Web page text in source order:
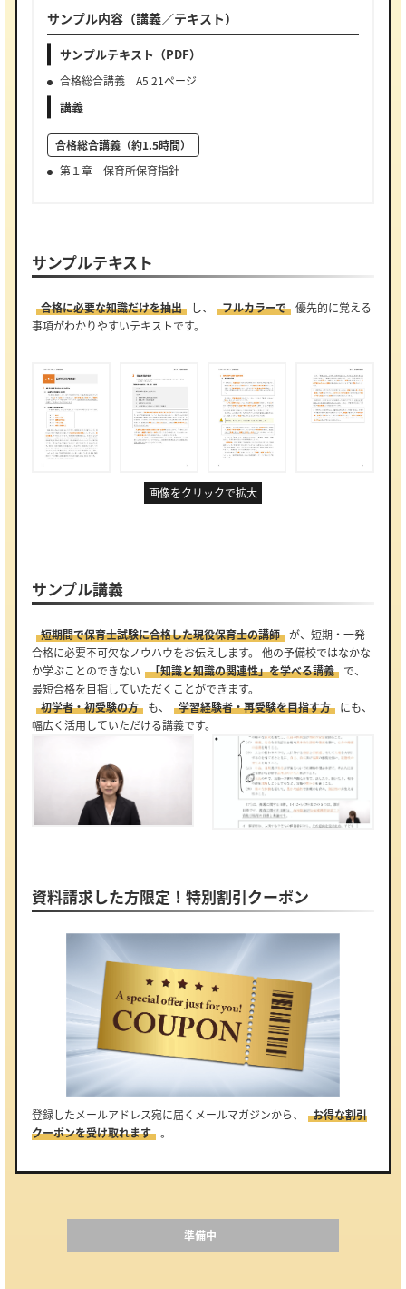
サンプル内容（講義／テキスト）
サンプルテキスト（PDF）
合格総合講義 A5 21ページ
講義
合格総合講義（約1.5時間）
第１章 保育所保育指針
サンプルテキスト
合格に必要な知識だけを抽出 し、 フルカラーで 優先的に覚える
事項がわかりやすいテキストです。
画像をクリックで拡大
サンプル講義
短期間で保育士試験に合格した現役保育士の講師 が、短期・一発
合格に必要不可欠なノウハウをお伝えします。 他の予備校ではなかな
か学ぶことのできない
「知識と知識の関連性」を学べる講義
で、
最短合格を目指していただくことができます。
初学者・初受験の方
も、 学習経験者・再受験を目指す方
にも、
幅広く活用していただける講義です。
資料請求した方限定！特別割引クーポン
登録したメールアドレス宛に届くメールマガジンから、
お得な割引
クーポンを受け取れます 。
準備中